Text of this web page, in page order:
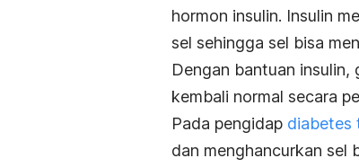
hormon insulin. Insulin
sel sehingga sel bisa
Dengan bantuan
kembali normal secara
Pada pengidap diabetes
dan menghancurkan sel